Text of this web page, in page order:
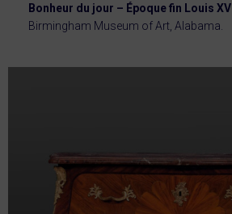
Bonheur du jour – Époque fin Louis XV
Birmingham Museum of Art, Alabama.